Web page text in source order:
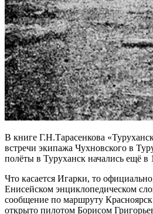
В книге Г.Н.Тарасенкова
встречи экипажа Чухновского в
полёты в Туруханск начались ещё в
Что касается Игарки, то
Енисейском энциклопедическом
сообщение по маршруту
открыто пилотом Борисом